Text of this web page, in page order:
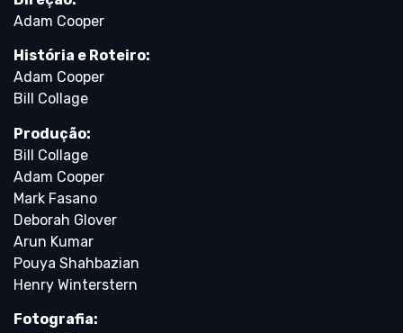
Adam Cooper
História e Roteiro:
Adam Cooper
Bill Collage
Produção:
Bill Collage
Adam Cooper
Mark Fasano
Deborah Glover
Arun Kumar
Pouya Shahbazian
Henry Winterstern
Fotografia: